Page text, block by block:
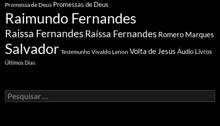
Promessa de Deus Promessas de Deus
Raimundo Fernandes
Raissa FernandesRaíssa Fernandes Romero Marques
Salvador Testemunho Vivaldo Lenon Volta de Jesus Áudio Livros
Últimos Dias
Pesquisar
por: